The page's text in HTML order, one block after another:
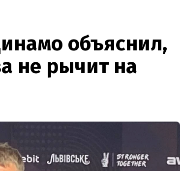
объяснил,
не рычит на